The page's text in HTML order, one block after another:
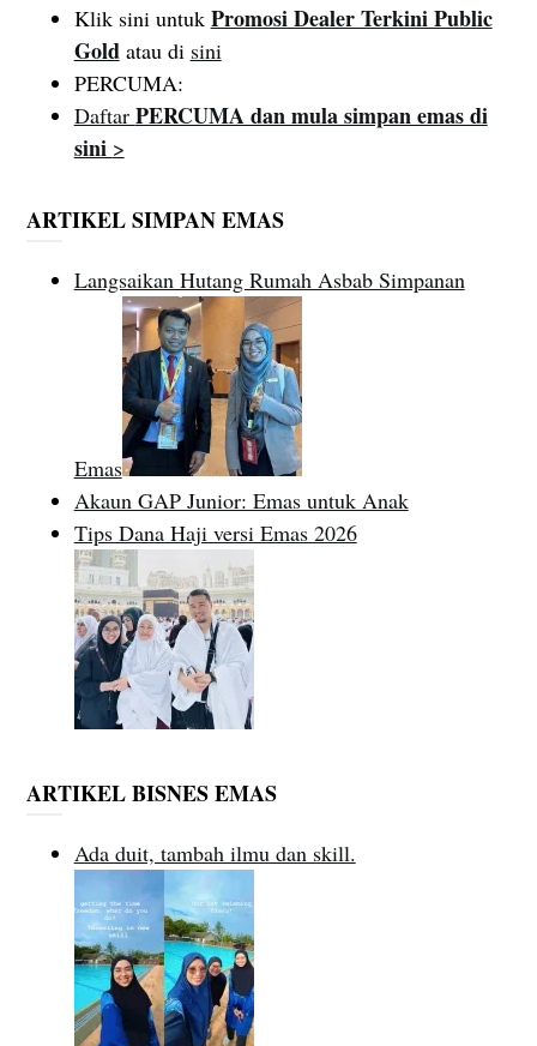
Klik sini untuk Promosi Dealer Terkini Public
Goldatau di sini
PERCUMA:
Daftar PERCUMA dan mula simpan emas di
sini >
ARTIKEL SIMPAN EMAS
Langsaikan Hutang Rumah Asbab Simpanan
Emas
Akaun GAP Junior: Emas untuk Anak
Tips Dana Haji versi Emas 2026
ARTIKEL BISNES EMAS
Ada duit, tambah ilmu dan skill.